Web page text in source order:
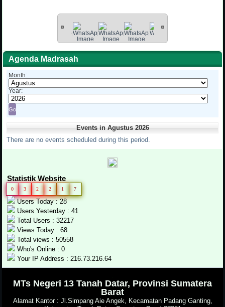
Agenda Madrasah
Month:
Year:
Events in Agustus 2026
There are no events scheduled during this period.
Statistik Website
0 3 2 2 1 7
Users Today : 28
Users Yesterday : 41
Total Users : 32217
Views Today : 68
Total views : 50558
Who's Online : 0
Your IP Address : 216.73.216.64
MTs Negeri 13 Tanah Datar, Provinsi Sumatera
Barat
Alamat Kantor : Jl.Simpang Aie Angek, Kecamatan Padang Ganting,